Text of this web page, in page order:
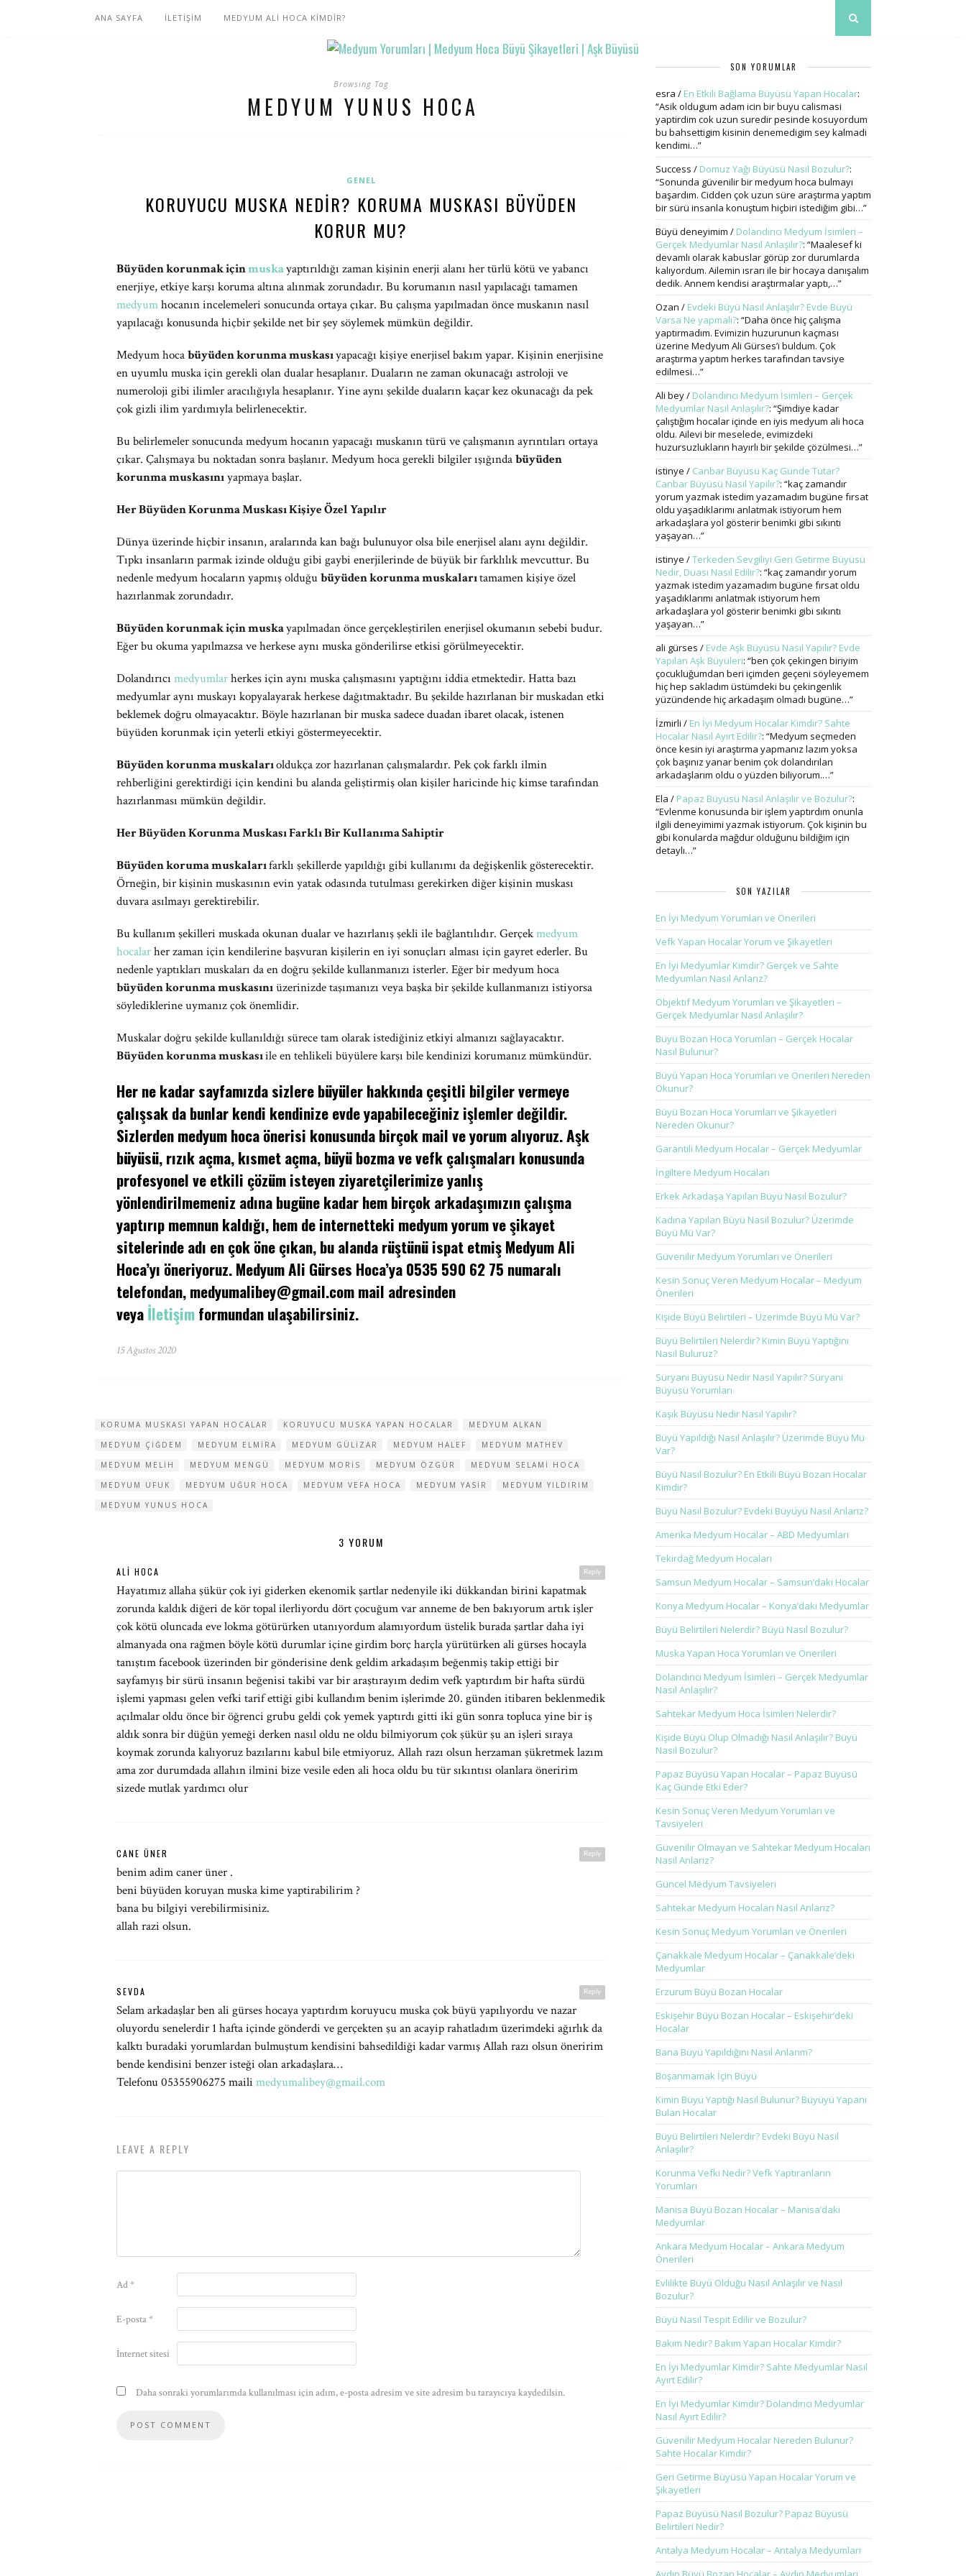
ANA SAYFA İLETİŞİM MEDYUM ALİ HOCA KİMDİR?
Browsing Tag
MEDYUM YUNUS HOCA
GENEL
KORUYUCU MUSKA NEDIR? KORUMA MUSKASI BÜYÜDEN
KORUR MU?
Büyüden korunmak içinmuskayaptırıldığı zaman kişinin enerji alanı her türlü kötü ve yabancı
enerjiye, etkiye karşı koruma altına alınmak zorundadır. Bu korumanın nasıl yapılacağı tamamen
medyumhocanın incelemeleri sonucunda ortaya çıkar. Bu çalışma yapılmadan önce muskanın nasıl
yapılacağı konusunda hiçbir şekilde net bir şey söylemek mümkün değildir.
Medyum hocabüyüden korunma muskasıyapacağı kişiye enerjisel bakım yapar. Kişinin enerjisine
en uyumlu muska için gerekli olan dualar hesaplanır. Duaların ne zaman okunacağı astroloji ve
numeroloji gibi ilimler aracılığıyla hesaplanır. Yine aynı şekilde duaların kaçar kez okunacağı da pek
çok gizli ilim yardımıyla belirlenecektir.
Bu belirlemeler sonucunda medyum hocanın yapacağı muskanın türü ve çalışmanın ayrıntıları ortaya
çıkar. Çalışmaya bu noktadan sonra başlanır. Medyum hoca gerekli bilgiler ışığındabüyüden
korunma muskasınıyapmaya başlar.
Her Büyüden Korunma Muskası Kişiye Özel Yapılır
Dünya üzerinde hiçbir insanın, aralarında kan bağı bulunuyor olsa bile enerjisel alanı aynı değildir.
Tıpkı insanların parmak izinde olduğu gibi gaybi enerjilerinde de büyük bir farklılık mevcuttur. Bu
nedenle medyum hocaların yapmış olduğubüyüden korunma muskalarıtamamen kişiye özel
hazırlanmak zorundadır.
Büyüden korunmak için muskayapılmadan önce gerçekleştirilen enerjisel okumanın sebebi budur.
Eğer bu okuma yapılmazsa ve herkese aynı muska gönderilirse etkisi görülmeyecektir.
Dolandırıcı medyumlarherkes için aynı muska çalışmasını yaptığını iddia etmektedir. Hatta bazı
medyumlar aynı muskayı kopyalayarak herkese dağıtmaktadır. Bu şekilde hazırlanan bir muskadan etki
beklemek doğru olmayacaktır. Böyle hazırlanan bir muska sadece duadan ibaret olacak, istenen
büyüden korunmak için yeterli etkiyi göstermeyecektir.
Büyüden korunma muskalarıoldukça zor hazırlanan çalışmalardır. Pek çok farklı ilmin
rehberliğini gerektirdiği için kendini bu alanda geliştirmiş olan kişiler haricinde hiç kimse tarafından
hazırlanması mümkün değildir.
Her Büyüden Korunma Muskası Farklı Bir Kullanıma Sahiptir
Büyüden koruma muskalarıfarklı şekillerde yapıldığı gibi kullanımı da değişkenlik gösterecektir.
Örneğin, bir kişinin muskasının evin yatak odasında tutulması gerekirken diğer kişinin muskası
duvara asılmayı gerektirebilir.
Bu kullanım şekilleri muskada okunan dualar ve hazırlanış şekli ile bağlantılıdır. Gerçekmedyum
hocalarher zaman için kendilerine başvuran kişilerin en iyi sonuçları alması için gayret ederler. Bu
nedenle yaptıkları muskaları da en doğru şekilde kullanmanızı isterler. Eğer bir medyum hoca
büyüden korunma muskasınıüzerinizde taşımanızı veya başka bir şekilde kullanmanızı istiyorsa
söylediklerine uymanız çok önemlidir.
Muskalar doğru şekilde kullanıldığı sürece tam olarak istediğiniz etkiyi almanızı sağlayacaktır.
Büyüden korunma muskasıile en tehlikeli büyülere karşı bile kendinizi korumanız mümkündür.
Her ne kadar sayfamızda sizlere büyüler hakkında çeşitli bilgiler vermeye
çalışsak da bunlar kendi kendinize evde yapabileceğiniz işlemler değildir.
Sizlerden medyum hoca önerisi konusunda birçok mail ve yorum alıyoruz. Aşk
büyüsü, rızık açma, kısmet açma, büyü bozma ve vefk çalışmaları konusunda
profesyonel ve etkili çözüm isteyen ziyaretçilerimize yanlış
yönlendirilmemeniz adına bugüne kadar hem birçok arkadaşımızın çalışma
yaptırıp memnun kaldığı, hem de internetteki medyum yorum ve şikayet
sitelerinde adı en çok öne çıkan, bu alanda rüştünü ispat etmiş Medyum Ali
Hoca’yı öneriyoruz. Medyum Ali Gürses Hoca’ya 0535 590 62 75 numaralı
telefondan,medyumalibey@gmail.commail adresinden
veyaİletişimformundan ulaşabilirsiniz.
15 Ağustos 2020
KORUMA MUSKASI YAPAN HOCALAR KORUYUCU MUSKA YAPAN HOCALAR
MEDYUM ALKAN
MEDYUM ÇIĞDEM
MEDYUM ELMIRA MEDYUM GÜLIZAR MEDYUM HALEF
MEDYUM MATHEV
MEDYUM MELIH
MEDYUM MENGÜ MEDYUM MORIS MEDYUM ÖZGÜR
MEDYUM SELAMI HOCA
MEDYUM UFUK
MEDYUM UĞUR HOCA MEDYUM VEFA HOCA MEDYUM YASIR
MEDYUM YILDIRIM
MEDYUM YUNUS HOCA
3 YORUM
Reply
ALI HOCA
Hayatımız allaha şükür çok iyi giderken ekenomik şartlar nedenyile iki dükkandan birini kapatmak
zorunda kaldık diğeri de kör topal ilerliyordu dört çocuğum var anneme de ben bakıyorum artık işler
çok kötü oluncada eve lokma götürürken utanıyordum alamıyordum üstelik burada şartlar daha iyi
almanyada ona rağmen böyle kötü durumlar içine girdim borç harçla yürütürken ali gürses hocayla
tanıştım facebook üzerinden bir gönderisine denk geldim arkadaşım beğenmiş takip ettiği bir
sayfamyış bir sürü insanın beğenisi takibi var bir araştırayım dedim vefk yaptırdım bir hafta sürdü
işlemi yapması gelen vefki tarif ettiği gibi kullandım benim işlerimde 20. günden itibaren beklenmedik
açılmalar oldu önce bir öğrenci grubu geldi çok yemek yaptırdı gitti iki gün sonra topluca yine bir iş
aldık sonra bir düğün yemeği derken nasıl oldu ne oldu bilmiyorum çok şükür şu an işleri sıraya
koymak zorunda kalıyoruz bazılarını kabul bile etmiyoruz. Allah razı olsun herzaman şükretmek lazım
ama zor durumdada allahın ilmini bize vesile eden ali hoca oldu bu tür sıkıntısı olanlara öneririm
sizede mutlak yardımcı olur
Reply
CANE ÜNER
benim adim caner üner .
beni büyüden koruyan muska kime yaptirabilirim ?
bana bu bilgiyi verebilirmisiniz.
allah razi olsun.
Reply
SEVDA
Selam arkadaşlar ben ali gürses hocaya yaptırdım koruyucu muska çok büyü yapılıyordu ve nazar
oluyordu senelerdir 1 hafta içinde gönderdi ve gerçekten şu an acayip rahatladım üzerimdeki ağırlık da
kalktı buradaki yorumlardan bulmuştum kendisini bahsedildiği kadar varmış Allah razı olsun öneririm
bende kendisini benzer isteği olan arkadaşlara…
Telefonu 05355906275 maili medyumalibey@gmail.com
LEAVE A REPLY
Ad*
E-posta*
İnternet sitesi
Daha sonraki yorumlarımda kullanılması için adım, e-posta adresim ve site adresim bu tarayıcıya kaydedilsin.
SON YORUMLAR
esra / En Etkili Bağlama Büyüsü Yapan Hocalar:
“Asik oldugum adam icin bir buyu calismasi
yaptirdim cok uzun suredir pesinde kosuyordum
bu bahsettigim kisinin denemedigim sey kalmadi
kendimi…”
Success / Domuz Yağı Büyüsü Nasıl Bozulur?:
“Sonunda güvenilir bir medyum hoca bulmayı
başardım. Cidden çok uzun süre araştırma yaptım
bir sürü insanla konuştum hiçbiri istediğim gibi…”
Büyü deneyimim / Dolandırıcı Medyum İsimleri –
Gerçek Medyumlar Nasıl Anlaşılır?: “Maalesef ki
devamlı olarak kabuslar görüp zor durumlarda
kalıyordum. Ailemin ısrarı ile bir hocaya danışalım
dedik. Annem kendisi araştırmalar yaptı,…”
Ozan / Evdeki Büyü Nasıl Anlaşılır? Evde Büyü
Varsa Ne yapmalı?: “Daha önce hiç çalışma
yaptırmadım. Evimizin huzurunun kaçması
üzerine Medyum Ali Gürses’i buldum. Çok
araştırma yaptım herkes tarafından tavsiye
edilmesi…”
Ali bey/ Dolandırıcı Medyum İsimleri – Gerçek
Medyumlar Nasıl Anlaşılır?: “Şimdiye kadar
çalıştığım hocalar içinde en iyis medyum ali hoca
oldu. Ailevi bir meselede, evimizdeki
huzursuzlukların hayırlı bir şekilde çözülmesi…”
istinye / Canbar Büyüsü Kaç Günde Tutar?
Canbar Büyüsü Nasıl Yapılır?: “kaç zamandır
yorum yazmak istedim yazamadım bugüne fırsat
oldu yaşadıklarımı anlatmak istiyorum hem
arkadaşlara yol gösterir benimki gibi sıkıntı
yaşayan…”
istinye /Terkeden Sevgiliyi Geri Getirme Büyüsü
Nedir, Duası Nasıl Edilir?: “kaç zamandır yorum
yazmak istedim yazamadım bugüne fırsat oldu
yaşadıklarımı anlatmak istiyorum hem
arkadaşlara yol gösterir benimki gibi sıkıntı
yaşayan…”
ali gürses / Evde Aşk Büyüsü Nasıl Yapılır? Evde
Yapılan Aşk Büyüleri: “ben çok çekingen biriyim
çocukluğumdan beri içimden geçeni söyleyemem
hiç hep sakladım üstümdeki bu çekingenlik
yüzündende hiç arkadaşım olmadı bugüne…”
İzmirli / En İyi Medyum Hocalar Kimdir? Sahte
Hocalar Nasıl Ayırt Edilir?: “Medyum seçmeden
önce kesin iyi araştırma yapmanız lazım yoksa
çok başınız yanar benim çok dolandırılan
arkadaşlarım oldu o yüzden biliyorum.…”
Ela / Papaz Büyüsü Nasıl Anlaşılır ve Bozulur?:
“Evlenme konusunda bir işlem yaptırdım onunla
ilgili deneyimimi yazmak istiyorum. Çok kişinin bu
gibi konularda mağdur olduğunu bildiğim için
detaylı…”
SON YAZILAR
En İyi Medyum Yorumları ve Önerileri
Vefk Yapan Hocalar Yorum ve Şikayetleri
En İyi Medyumlar Kimdir? Gerçek ve Sahte
Medyumları Nasıl Anlarız?
Objektif Medyum Yorumları ve Şikayetleri –
Gerçek Medyumlar Nasıl Anlaşılır?
Büyü Bozan Hoca Yorumları – Gerçek Hocalar
Nasıl Bulunur?
Büyü Yapan Hoca Yorumları ve Önerileri Nereden
Okunur?
Büyü Bozan Hoca Yorumları ve Şikayetleri
Nereden Okunur?
Garantili Medyum Hocalar – Gerçek Medyumlar
İngiltere Medyum Hocaları
Erkek Arkadaşa Yapılan Büyü Nasıl Bozulur?
Kadına Yapılan Büyü Nasıl Bozulur? Üzerimde
Büyü Mü Var?
Güvenilir Medyum Yorumları ve Önerileri
Kesin Sonuç Veren Medyum Hocalar – Medyum
Önerileri
Kişide Büyü Belirtileri – Üzerimde Büyü Mü Var?
Büyü Belirtileri Nelerdir? Kimin Büyü Yaptığını
Nasıl Buluruz?
Süryani Büyüsü Nedir Nasıl Yapılır? Süryani
Büyüsü Yorumları
Kaşık Büyüsü Nedir Nasıl Yapılır?
Büyü Yapıldığı Nasıl Anlaşılır? Üzerimde Büyü Mü
Var?
Büyü Nasıl Bozulur? En Etkili Büyü Bozan Hocalar
Kimdir?
Büyü Nasıl Bozulur? Evdeki Büyüyü Nasıl Anlarız?
Amerika Medyum Hocalar – ABD Medyumları
Tekirdağ Medyum Hocaları
Samsun Medyum Hocalar – Samsun’daki Hocalar
Konya Medyum Hocalar – Konya’daki Medyumlar
Büyü Belirtileri Nelerdir? Büyü Nasıl Bozulur?
Muska Yapan Hoca Yorumları ve Önerileri
Dolandırıcı Medyum İsimleri – Gerçek Medyumlar
Nasıl Anlaşılır?
Sahtekar Medyum Hoca İsimleri Nelerdir?
Kişide Büyü Olup Olmadığı Nasıl Anlaşılır? Büyü
Nasıl Bozulur?
Papaz Büyüsü Yapan Hocalar – Papaz Büyüsü
Kaç Günde Etki Eder?
Kesin Sonuç Veren Medyum Yorumları ve
Tavsiyeleri
Güvenilir Olmayan ve Sahtekar Medyum Hocaları
Nasıl Anlarız?
Güncel Medyum Tavsiyeleri
Sahtekar Medyum Hocaları Nasıl Anlarız?
Kesin Sonuç Medyum Yorumları ve Önerileri
Çanakkale Medyum Hocalar – Çanakkale’deki
Medyumlar
Erzurum Büyü Bozan Hocalar
Eskişehir Büyü Bozan Hocalar – Eskişehir’deki
Hocalar
Bana Büyü Yapıldığını Nasıl Anlarım?
Boşanmamak İçin Büyü
Kimin Büyü Yaptığı Nasıl Bulunur? Büyüyü Yapanı
Bulan Hocalar
Büyü Belirtileri Nelerdir? Evdeki Büyü Nasıl
Anlaşılır?
Korunma Vefki Nedir? Vefk Yaptıranların
Yorumları
Manisa Büyü Bozan Hocalar – Manisa’daki
Medyumlar
Ankara Medyum Hocalar – Ankara Medyum
Önerileri
Evlilikte Büyü Olduğu Nasıl Anlaşılır ve Nasıl
Bozulur?
Büyü Nasıl Tespit Edilir ve Bozulur?
Bakım Nedir? Bakım Yapan Hocalar Kimdir?
En İyi Medyumlar Kimdir? Sahte Medyumlar Nasıl
Ayırt Edilir?
En İyi Medyumlar Kimdir? Dolandırıcı Medyumlar
Nasıl Ayırt Edilir?
Güvenilir Medyum Hocalar Nereden Bulunur?
Sahte Hocalar Kimdir?
Geri Getirme Büyüsü Yapan Hocalar Yorum ve
Şikayetleri
Papaz Büyüsü Nasıl Bozulur? Papaz Büyüsü
Belirtileri Nedir?
Antalya Medyum Hocalar – Antalya Medyumları